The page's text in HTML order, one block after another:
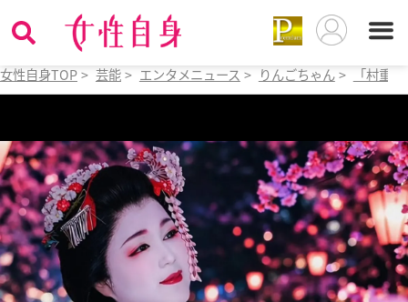
女性自身TOP > 芸能 > エンタメニュース > りんごちゃん > 「村重